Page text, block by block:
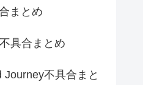
まとめ
具合まとめ
不具合まと